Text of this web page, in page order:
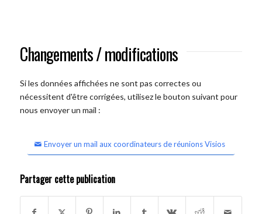
Changements / modifications
Si les données affichées ne sont pas correctes ou
nécessitent d'être corrigées, utilisez le bouton suivant pour
nous envoyer un mail :
Envoyer un mail aux coordinateurs de réunions Visios
Partager cette publication